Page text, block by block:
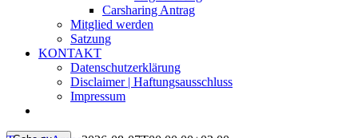
Carsharing Antrag
Mitglied werden
Satzung
KONTAKT
Datenschutzerklärung
Disclaimer | Haftungsausschluss
Impressum